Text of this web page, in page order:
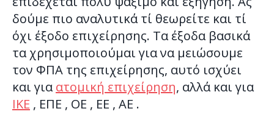
δούμε πιο αναλυτικά τί θεωρείτε και τί
όχι έξοδο επιχείρησης. Τα έξοδα βασικά
τα χρησιμοποιούμαι για να μειώσουμε
τον ΦΠΑ της επιχείρησης, αυτό ισχύει
και γιαατομική επιχείρηση, αλλά και για
ΙΚΕ , ΕΠΕ , ΟΕ , ΕΕ , ΑΕ .